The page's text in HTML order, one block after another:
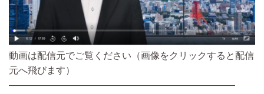
動画は配信元でご覧ください（画像をクリックすると配信
元へ飛びます）
————————————————————————